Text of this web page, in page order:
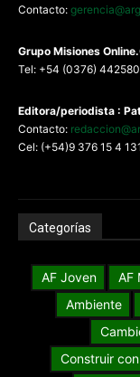
Contacto:
Grupo Misiones
Tel: +54 (0376)
Editora/periodista :
Contacto:
Cel: (+54)9 376 15 4
Categorías
AF Joven AF
Ambiente
Construir